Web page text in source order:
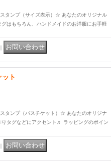
タンプ（サイズ表示）☆ あなたのオリジナル
はもちろん、ハンドメイドのお洋服にお手軽
｜
ット
タンプ（バスチケット）☆ あなたのオリジナ
タグなどにアクセント♬ ラッピングのポイン
｜